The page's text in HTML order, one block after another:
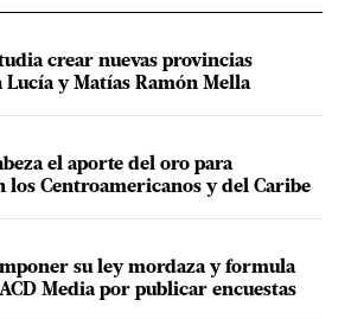
crear nuevas provincias
Lucía y Matías Ramón Mella
el aporte del oro para
los Centroamericanos y del Caribe
su ley mordaza y formula
Media por publicar encuestas